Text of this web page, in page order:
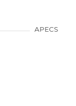
APECS